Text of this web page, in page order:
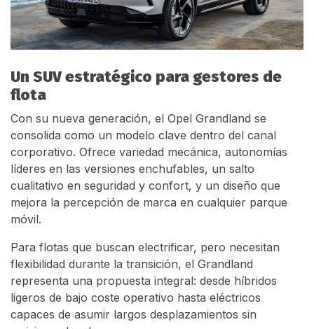
Un SUV estratégico para gestores de
flota
Con su nueva generación, el Opel Grandland se
consolida como un modelo clave dentro del canal
corporativo. Ofrece variedad mecánica, autonomías
líderes en las versiones enchufables, un salto
cualitativo en seguridad y confort, y un diseño que
mejora la percepción de marca en cualquier parque
móvil.
Para flotas que buscan electrificar, pero necesitan
flexibilidad durante la transición, el Grandland
representa una propuesta integral: desde híbridos
ligeros de bajo coste operativo hasta eléctricos
capaces de asumir largos desplazamientos sin